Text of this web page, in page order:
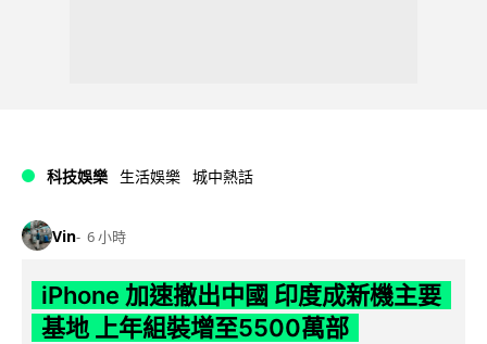
科技娛樂 生活娛樂 城中熱話
Vin 6 小時
iPhone 加速撤出中國 印度成新機主要
基地 上年組裝增至5500萬部